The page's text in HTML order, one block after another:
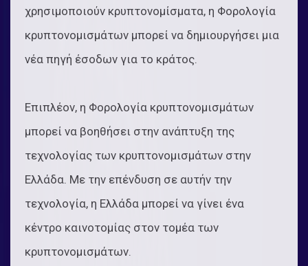
χρησιμοποιούν κρυπτονομίσματα, η Φορολογία
κρυπτονομισμάτων μπορεί να δημιουργήσει μια
νέα πηγή έσοδων για το κράτος.
Επιπλέον, η Φορολογία κρυπτονομισμάτων
μπορεί να βοηθήσει στην ανάπτυξη της
τεχνολογίας των κρυπτονομισμάτων στην
Ελλάδα. Με την επένδυση σε αυτήν την
τεχνολογία, η Ελλάδα μπορεί να γίνει ένα
κέντρο καινοτομίας στον τομέα των
κρυπτονομισμάτων.